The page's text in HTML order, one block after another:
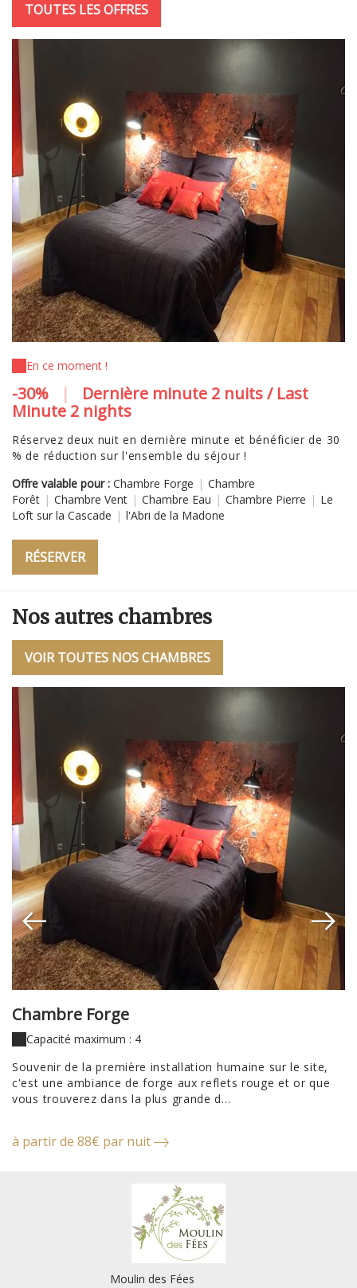
TOUTES LES OFFRES
En ce moment !
-30% |
Dernière minute 2 nuits / Last
Minute 2 nights
Réservez deux nuit en dernière minute et bénéficier de 30
% de réduction sur l'ensemble du séjour !
Offre valable pour : Chambre Forge | Chambre
Forêt | Chambre Vent | Chambre Eau | Chambre Pierre | Le
Loft sur la Cascade | l'Abri de la Madone
RÉSERVER
Nos autres chambres
VOIR TOUTES NOS CHAMBRES
Chambre Forge
Capacité maximum : 4
Souvenir de la première installation humaine sur le site,
c'est une ambiance de forge aux reflets rouge et or que
vous trouverez dans la plus grande d...
à partir de 88€ par nuit
Moulin des Fées